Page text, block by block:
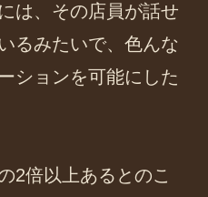
は、その店員が話せ
るみたいで、色んな
ションを可能にした
2倍以上あるとのこ